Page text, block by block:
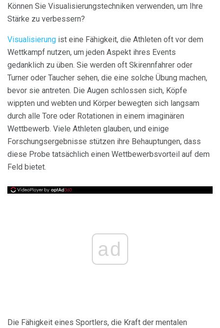
Können Sie Visualisierungstechniken verwenden, um Ihre
Stärke zu verbessern?
Visualisierung ist eine Fähigkeit, die Athleten oft vor dem
Wettkampf nutzen, um jeden Aspekt ihres Events
gedanklich zu üben. Sie werden oft Skirennfahrer oder
Turner oder Taucher sehen, die eine solche Übung machen,
bevor sie antreten. Die Augen schlossen sich, Köpfe
wippten und webten und Körper bewegten sich langsam
durch alle Tore oder Rotationen in einem imaginären
Wettbewerb. Viele Athleten glauben, und einige
Forschungsergebnisse stützen ihre Behauptungen, dass
diese Probe tatsächlich einen Wettbewerbsvorteil auf dem
Feld bietet.
ad
Die Fähigkeit eines Sportlers, die Kraft der mentalen